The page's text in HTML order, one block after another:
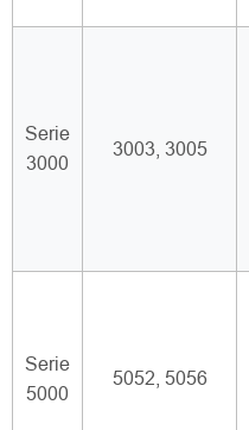
Serie
3000
3003, 3005
Serie
5000
5052, 5056